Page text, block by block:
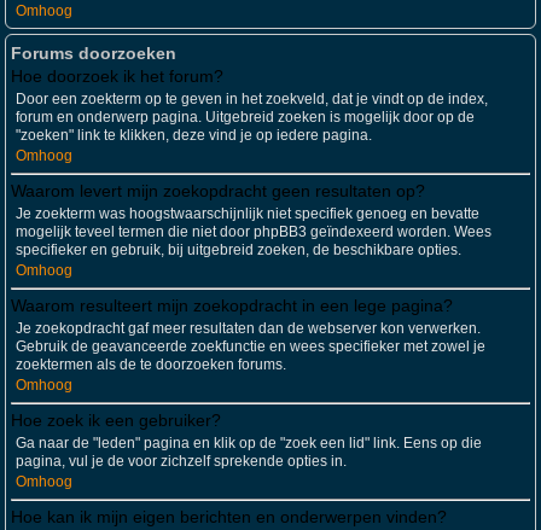
Omhoog
Forums doorzoeken
Hoe doorzoek ik het forum?
Door een zoekterm op te geven in het zoekveld, dat je vindt op de index,
forum en onderwerp pagina. Uitgebreid zoeken is mogelijk door op de
"zoeken" link te klikken, deze vind je op iedere pagina.
Omhoog
Waarom levert mijn zoekopdracht geen resultaten op?
Je zoekterm was hoogstwaarschijnlijk niet specifiek genoeg en bevatte
mogelijk teveel termen die niet door phpBB3 geïndexeerd worden. Wees
specifieker en gebruik, bij uitgebreid zoeken, de beschikbare opties.
Omhoog
Waarom resulteert mijn zoekopdracht in een lege pagina?
Je zoekopdracht gaf meer resultaten dan de webserver kon verwerken.
Gebruik de geavanceerde zoekfunctie en wees specifieker met zowel je
zoektermen als de te doorzoeken forums.
Omhoog
Hoe zoek ik een gebruiker?
Ga naar de "leden" pagina en klik op de "zoek een lid" link. Eens op die
pagina, vul je de voor zichzelf sprekende opties in.
Omhoog
Hoe kan ik mijn eigen berichten en onderwerpen vinden?